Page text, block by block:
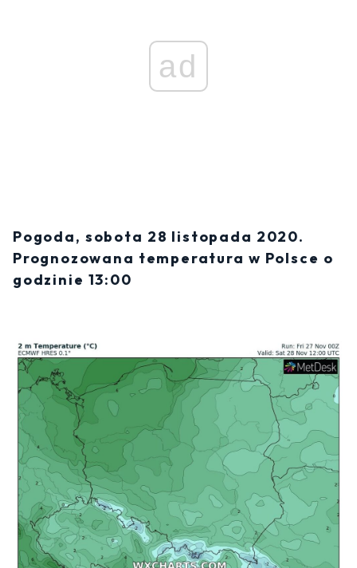
ad
Pogoda, sobota 28 listopada 2020.
Prognozowana temperatura w Polsce o
godzinie 13:00